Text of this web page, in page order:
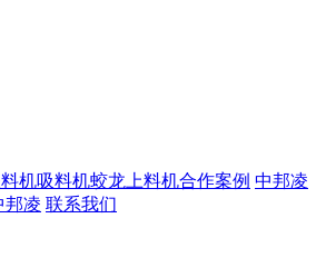
机吸料机蛟龙上料机合作案例 中邦凌
邦凌 联系我们